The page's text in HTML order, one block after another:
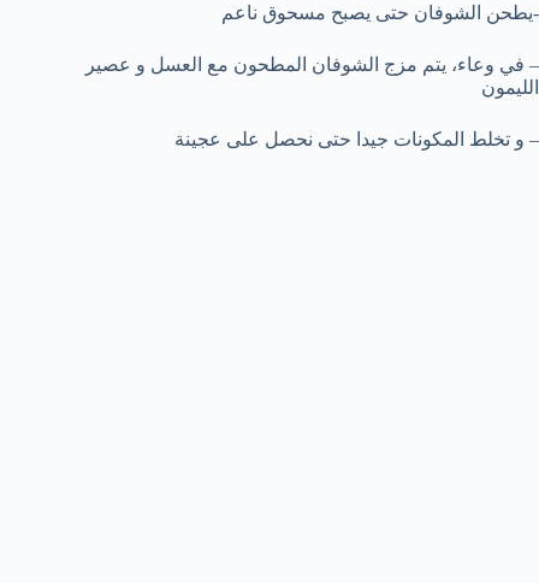
-يطحن الشوفان حتى يصبح مسحوق ناعم
– في وعاء، يتم مزج الشوفان المطحون مع العسل و عصير
الليمون
– و تخلط المكونات جيدا حتى نحصل على عجينة